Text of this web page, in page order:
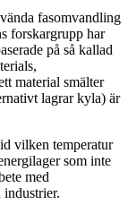
fasomvandling
forskargrupp har
på så kallad
material smälter
lagrar kyla) är
vilken temperatur
som inte
med